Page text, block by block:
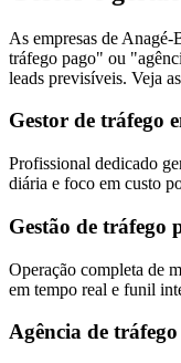
As empresas de
tráfego pago" ou
leads previsíveis. Veja
Gestor de tráfego
Profissional dedicado
diária e foco em custo
Gestão de tráfego
Operação completa de
em tempo real e funil
Agência de